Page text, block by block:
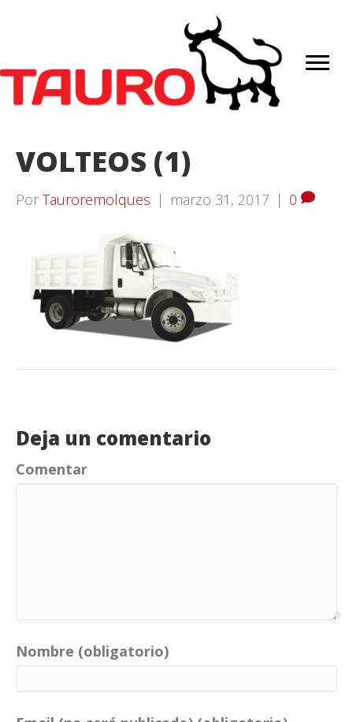
VOLTEOS (1)
Por Tauroremolques | marzo 31, 2017 | 0
Deja un comentario
Comentar
Nombre (obligatorio)